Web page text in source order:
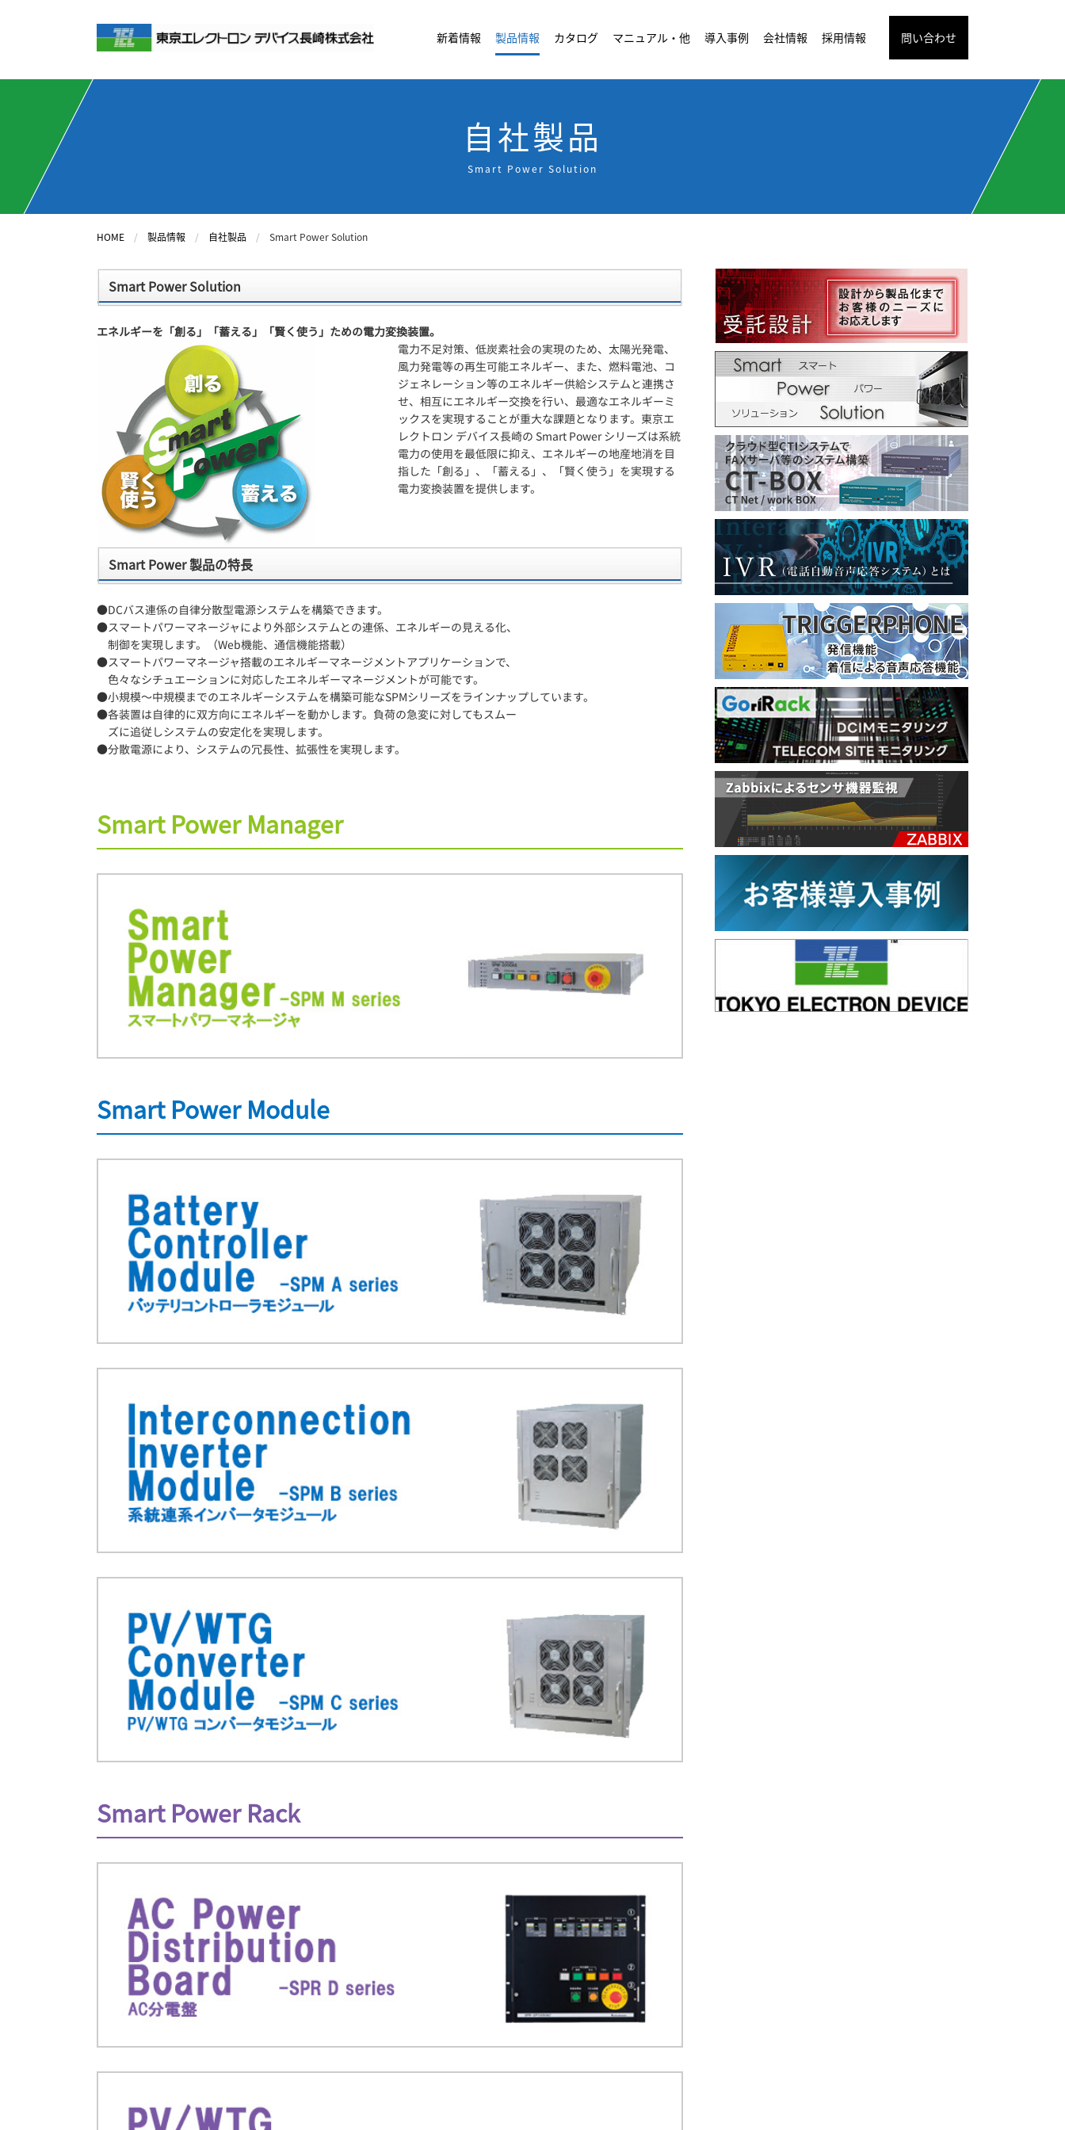
新着情報 製品情報
製品について
カタログ マニュアル・他 導入事例 会社情報 採用情報 問い合わせ
自社製品
Smart Power Solution
HOME 製品情報 自社製品 Smart Power Solution
Smart Power Solution
エネルギーを「創る」「蓄える」「賢く使う」ための電力変換装置。
電力不足対策、低炭素社会の実現のため、太陽光発電、
風力発電等の再生可能エネルギー、また、燃料電池、コ
ジェネレーション等のエネルギー供給システムと連携さ
せ、相互にエネルギー交換を行い、最適なエネルギーミ
ックスを実現することが重大な課題となります。東京エ
レクトロン デバイス長崎の Smart Power シリーズは系統
電力の使用を最低限に抑え、エネルギーの地産地消を目
指した「創る」、「蓄える」、「賢く使う」を実現する
電力変換装置を提供します。
Smart Power 製品の特長
●DCバス連係の自律分散型電源システムを構築できます。
●スマートパワーマネージャにより外部システムとの連係、エネルギーの見える化、
制御を実現します。（Web機能、通信機能搭載）
●スマートパワーマネージャ搭載のエネルギーマネージメントアプリケーションで、
色々なシチュエーションに対応したエネルギーマネージメントが可能です。
●小規模～中規模までのエネルギーシステムを構築可能なSPMシリーズをラインナップしています。
●各装置は自律的に双方向にエネルギーを動かします。負荷の急変に対してもスムー
ズに追従しシステムの安定化を実現します。
●分散電源により、システムの冗長性、拡張性を実現します。
Smart Power Manager
Smart Power Module
Smart Power Rack